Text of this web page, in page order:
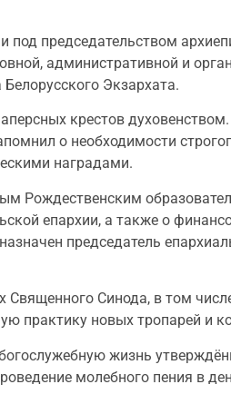
председательством
административной и
Экзархата.
крестов
о необходимости
наградами.
Рождественским
епархии, а также о
председатель
Синода, в том
практику новых тропарей и
жизнь
молебного пения в